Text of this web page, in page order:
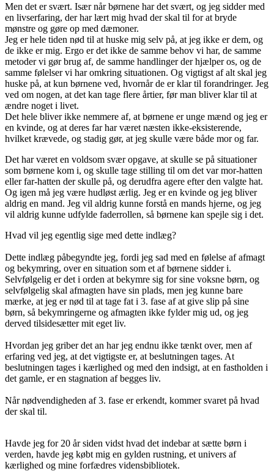
Men det er svært. Især når børnene har det svært, og jeg sidder med
en livserfaring, der har lært mig hvad der skal til for at bryde
mønstre og gøre op med dæmoner.
Jeg er hele tiden nød til at huske mig selv på, at jeg ikke er dem, og
de ikke er mig. Ergo er det ikke de samme behov vi har, de samme
metoder vi gør brug af, de samme handlinger der hjælper os, og de
samme følelser vi har omkring situationen. Og vigtigst af alt skal jeg
huske på, at kun børnene ved, hvornår de er klar til forandringer. Jeg
ved om nogen, at det kan tage flere årtier, før man bliver klar til at
ændre noget i livet.
Det hele bliver ikke nemmere af, at børnene er unge mænd og jeg er
en kvinde, og at deres far har været næsten ikke-eksisterende,
hvilket krævede, og stadig gør, at jeg skulle være både mor og far.
Det har været en voldsom svær opgave, at skulle se på situationer
som børnene kom i, og skulle tage stilling til om det var mor-hatten
eller far-hatten der skulle på, og derudfra agere efter den valgte hat.
Og igen må jeg være hudløst ærlig. Jeg er en kvinde og jeg bliver
aldrig en mand. Jeg vil aldrig kunne forstå en mands hjerne, og jeg
vil aldrig kunne udfylde faderrollen, så børnene kan spejle sig i det.
Hvad vil jeg egentlig sige med dette indlæg?
Dette indlæg påbegyndte jeg, fordi jeg sad med en følelse af afmagt
og bekymring, over en situation som et af børnene sidder i.
Selvfølgelig er det i orden at bekymre sig for sine voksne børn, og
selvfølgelig skal afmagten have sin plads, men jeg kunne bare
mærke, at jeg er nød til at tage fat i 3. fase af at give slip på sine
børn, så bekymringerne og afmagten ikke fylder mig ud, og jeg
derved tilsidesætter mit eget liv.
Hvordan jeg griber det an har jeg endnu ikke tænkt over, men af
erfaring ved jeg, at det vigtigste er, at beslutningen tages. At
beslutningen tages i kærlighed og med den indsigt, at en fastholden i
det gamle, er en stagnation af begges liv.
Når nødvendigheden af 3. fase er erkendt, kommer svaret på hvad
der skal til.
Havde jeg for 20 år siden vidst hvad det indebar at sætte børn i
verden, havde jeg købt mig en gylden rustning, et univers af
kærlighed og mine forfædres vidensbibliotek.